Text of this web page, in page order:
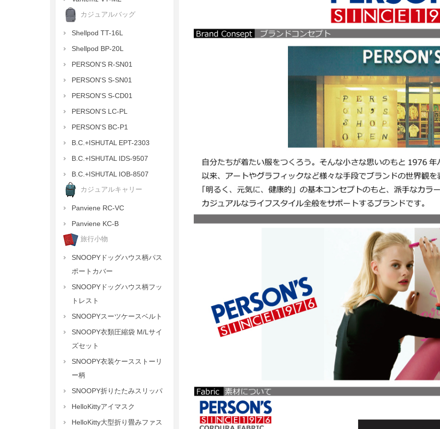
カジュアルバッグ
Shellpod TT-16L
Shellpod BP-20L
PERSON'S R-SN01
PERSON'S S-SN01
PERSON'S S-CD01
PERSON'S LC-PL
PERSON'S BC-P1
B.C.+ISHUTAL EPT-2303
B.C.+ISHUTAL IDS-9507
B.C.+ISHUTAL IOB-8507
カジュアルキャリー
Panviene RC-VC
Panviene KC-B
旅行小物
SNOOPYドッグハウス柄パス
ポートカバー
SNOOPYドッグハウス柄フッ
トレスト
SNOOPYスーツケースベルト
SNOOPY衣類圧縮袋 M/Lサイ
ズセット
SNOOPY衣装ケースストーリ
ー柄
SNOOPY折りたたみスリッパ
HelloKittyアイマスク
HelloKitty大型折り畳みファス